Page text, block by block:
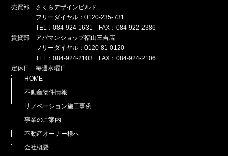
売買部 さくらデザインビルド
フリーダイヤル：0120-235-731
TEL：084-924-1631 FAX：084-922-2386
賃貸部 アパマンショップ福山三吉店
フリーダイヤル：0120-81-0120
TEL：084-924-2103 FAX：084-924-2106
定休日 毎週水曜日
HOME
不動産物件情報
リノベーション施工事例
事業のご案内
不動産オーナー様へ
会社概要